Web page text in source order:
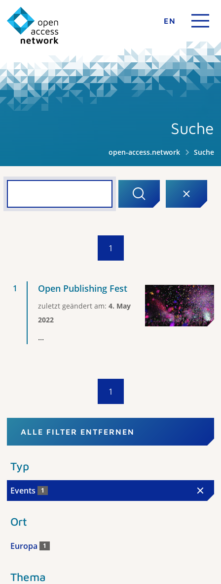
EN
Suche
open-access.network Suche
1
Open Publishing Fest
zuletzt geändert am: 4. May
2022
...
1
ALLE FILTER ENTFERNEN
Typ
Events 1
Ort
Europa 1
Thema